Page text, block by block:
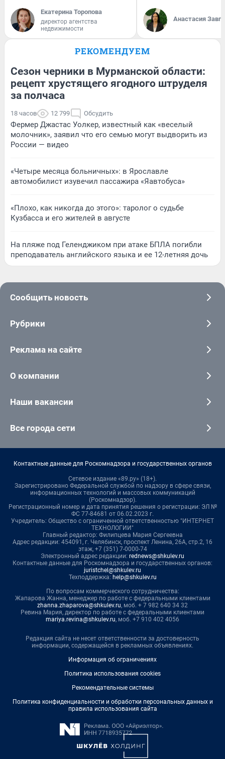
Екатерина Торопова
директор агентства
недвижимости
Анастасия
РЕКОМЕНДУЕМ
Сезон черники в Мурманской области:
рецепт хрустящего ягодного штруделя
за полчаса
18 часов 12 799 Обсудить
Фермер Джастас Уолкер, известный как «веселый
молочник», заявил что его семью могут выдворить из
России — видео
«Четыре месяца больничных»: в Ярославле
автомобилист изувечил пассажира «Яавтобуса»
«Плохо, как никогда до этого»: таролог о судьбе
Кузбасса и его жителей в августе
На пляже под Геленджиком при атаке БПЛА погибли
преподаватель английского языка и ее 12-летняя дочь
Сообщить новость
Рубрики
Реклама на сайте
О компании
Наши вакансии
Все города сети
Контактные данные для Роскомнадзора и государственных органов
Сетевое издание «89.ру» (18+).
Зарегистрировано Федеральной службой по надзору в сфере связи,
информационных технологий и массовых коммуникаций
(Роскомнадзор).
Регистрационный номер и дата принятия решения о регистрации: ЭЛ №
ФС 77-84681 от 06.02.2023 г.
Учредитель: Общество с ограниченной ответственностью "ИНТЕРНЕТ
ТЕХНОЛОГИИ"
Главный редактор: Филипцева Мария Сергеевна
Адрес редакции: 454091, г. Челябинск, проспект Ленина, 26А, стр.2, 16
этаж, +7 (351) 7-0000-74
Электронный адрес редакции: rednews@shkulev.ru
Контактные данные для Роскомнадзора и государственных органов:
juristchel@shkulev.ru
Техподдержка: help@shkulev.ru
По вопросам коммерческого сотрудничества:
Жапарова Жанна, менеджер по работе с федеральными клиентами
zhanna.zhaparova@shkulev.ru, моб. + 7 982 640 34 32
Ревина Мария, директор по работе с федеральными клиентами
mariya.revina@shkulev.ru, моб. +7 910 402 4056
Редакция сайта не несет ответственности за достоверность
информации, содержащейся в рекламных объявлениях.
Информация об ограничениях
Политика использования cookies
Рекомендательные системы
Политика конфиденциальности и обработки персональных данных и
правила использования сайта